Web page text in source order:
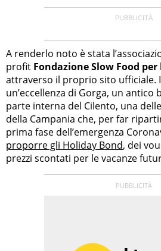
A renderlo noto è stata
profit Fondazione Slow Food
attraverso il proprio sito ufficiale.
un’eccellenza di Gorga, un
parte interna del Cilento, una
della Campania che, per far
prima fase dell’emergenza
proporre gli Holiday Bond, dei
prezzi scontati per le vacanze